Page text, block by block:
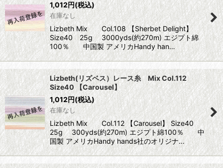
1,012円(税込)
在庫なし
Lizbeth Mix Col.108 【Sherbet Delight】
Size40 25g 3000yds(約270m) エジプト綿
100％ 中国製 アメリカHandy han…
Lizbeth(リズベス）レース糸 Mix Col.112
Size40 【Carousel】
1,012円(税込)
在庫なし
Lizbeth Mix Col.112 【Carousel】 Size40
25g 300yds(約270m) エジプト綿100％ 中
国製 アメリカHandy hands社のオリジナ…